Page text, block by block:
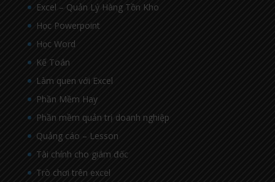
Excel – Quản Lý Hàng Tồn Kho
Học Powerpoint
Học Word
Kế Toán
Làm quen với Excel
Phần Mềm Hay
Phần mềm quản trị doanh nghiệp
Quảng cáo – Lesson
Tài chính cho giám đốc
Trò chơi trên excel